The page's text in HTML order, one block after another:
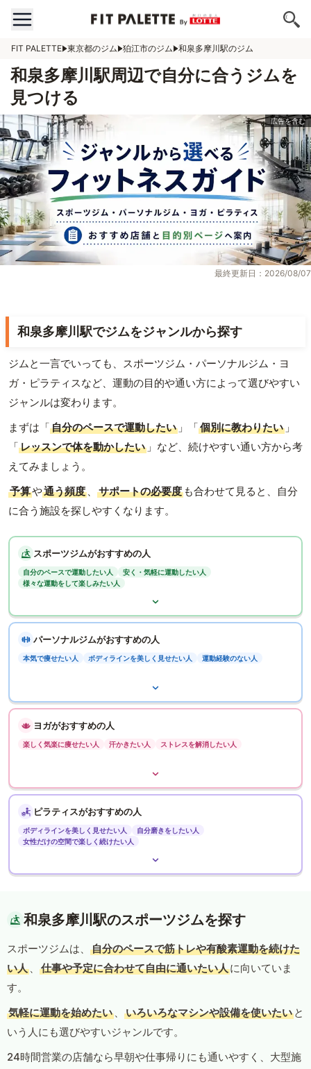
FIT PALETTE 東京都のジム 狛江市のジム 和泉多摩川駅のジム
和泉多摩川駅周辺で自分に合うジムを
見つける
最終更新日：2026/08/07
和泉多摩川駅でジムをジャンルから探す
ジムと一言でいっても、スポーツジム・パーソナルジム・ヨ
ガ・ピラティスなど、運動の目的や通い方によって選びやすい
ジャンルは変わります。
まずは「自分のペースで運動したい 」「個別に教わりたい 」
「レッスンで体を動かしたい 」など、続けやすい通い方から考
えてみましょう。
予算や通う頻度 、 サポートの必要度 も合わせて見ると、自分
に合う施設を探しやすくなります。
スポーツジムがおすすめの人
自分のペースで運動したい人
安く・気軽に運動したい人
様々な運動をして楽しみたい人
パーソナルジムがおすすめの人
本気で痩せたい人 ボディラインを美しく見せたい人 運動経験のない人
ヨガがおすすめの人
楽しく気楽に痩せたい人 汗かきたい人 ストレスを解消したい人
ピラティスがおすすめの人
ボディラインを美しく見せたい人
自分磨きをしたい人
女性だけの空間で楽しく続けたい人
和泉多摩川駅のスポーツジムを探す
スポーツジムは、
自分のペースで筋トレや有酸素運動を続けた
い人 、 仕事や予定に合わせて自由に通いたい人に向いていま
す。
気軽に運動を始めたい 、 いろいろなマシンや設備を使いたい と
いう人にも選びやすいジャンルです。
24時間営業の店舗なら早朝や仕事帰りにも通いやすく、大型施